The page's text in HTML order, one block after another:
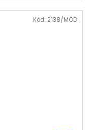
Kód: 2138/MOD